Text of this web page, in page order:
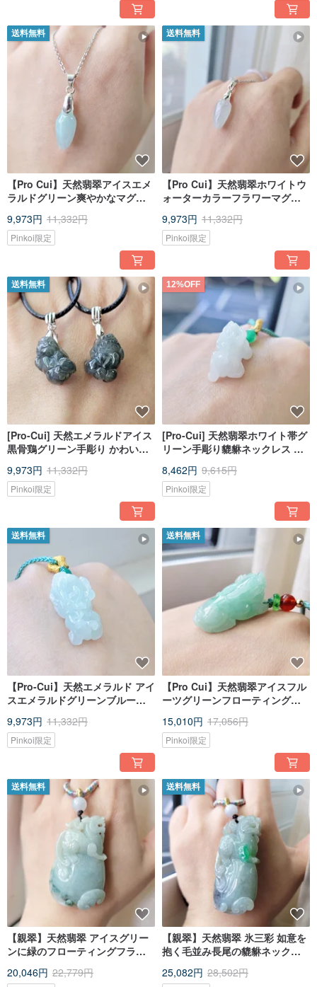
送料無料
【Pro Cui】天然翡翠アイスエメ
ラルドグリーン爽やかなマグノ
ルバー鎖骨チェーン
9,973円 11,332円
Pinkoi限定
送料無料
【Pro Cui】天然翡翠ホワイトウ
ォーターカラーフラワーマグノ
ルバー鎖骨チェーン
9,973円 11,332円
Pinkoi限定
送料無料
[Pro-Cui] 天然エメラルドアイス
黒骨鶏グリーン手彫り かわいい
運貔貅
9,973円 11,332円
Pinkoi限定
12%OFF
[Pro-Cui] 天然翡翠ホワイト帯グ
リーン手彫り貔貅ネックレス 幸
8,462円 9,615円
Pinkoi限定
送料無料
【Pro-Cui】天然エメラルド アイ
スエメラルドグリーンブルーし
ネックレス 貔貅園
9,973円 11,332円
Pinkoi限定
送料無料
【Pro Cui】天然翡翠アイスフル
ーツグリーンフローティンググ
貅ネックレス幸運の貔貅
15,010円 17,056円
Pinkoi限定
送料無料
【親翠】天然翡翠 アイスグリー
ンに緑のフローティングフラワ
ックレス 招財ヒキュウ
20,046円 22,779円
送料無料
【親翠】天然翡翠 氷三彩 如意を
抱く毛並み長尾の貔貅ネックレ
25,082円 28,502円